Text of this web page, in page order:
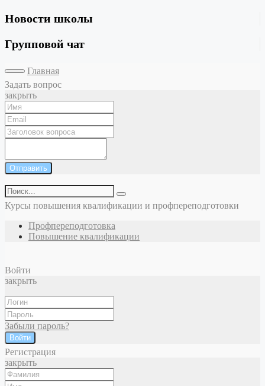
Новости школы
Групповой чат
Главная
Задать вопрос
закрыть
Отправить
Курсы повышения квалификации и профпереподготовки
Профпереподготовка
Повышение квалификации
Войти
закрыть
Забыли пароль?
Войти
Регистрация
закрыть